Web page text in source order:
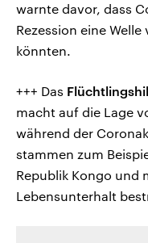
warnte davor, dass
Rezession eine
könnten.
+++ Das
macht auf die Lage
während der
stammen zum
Republik Kongo und
Lebensunterhalt